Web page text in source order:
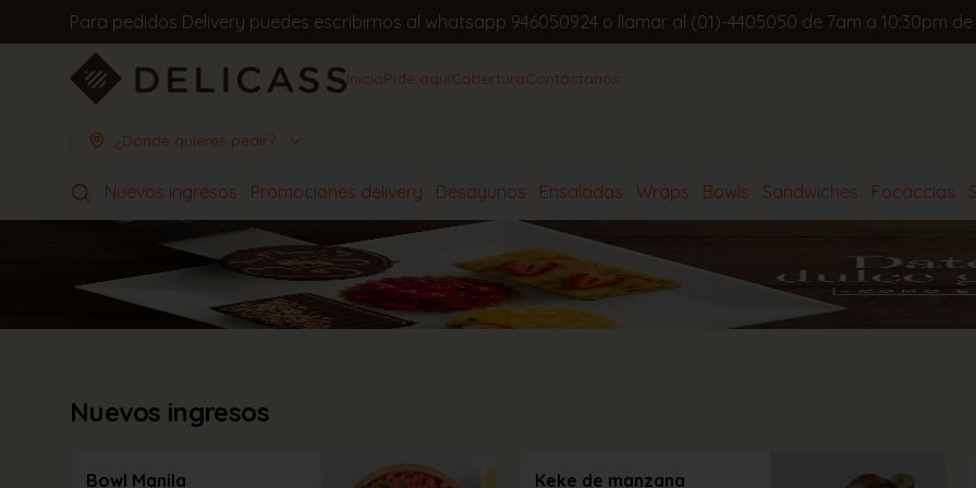
Para pedidos Delivery puedes escribirnos al whatsapp 946050924 o llamar al (01)-4405050 de 7am a 10:30pm
InicioPide aquíCoberturaContáctanos
¿Dónde quieres pedir?
Nuevos ingresos Promociones delivery Desayunos Ensaladas Wraps Bowls Sandwiches Focaccias
Nuevos ingresos
Bowl Manila Keke de manzana